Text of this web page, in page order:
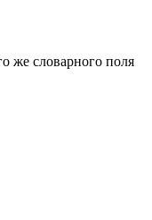
же словарного поля